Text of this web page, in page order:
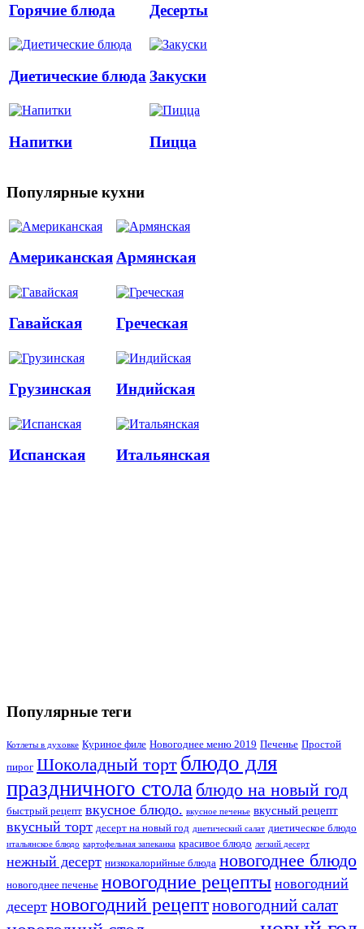
Горячие блюда Десерты
Диетические блюда Закуски
Напитки Пицца
Популярные кухни
АмериканскаяАрмянская
Гавайская Греческая
Грузинская Индийская
Испанская Итальянская
Популярные теги
Котлеты в духовке Куриное филе Новогоднее меню 2019 Печенье Простой
пирог Шоколадный торт блюдо для
праздничного стола блюдо на новый год
быстрый рецепт вкусное блюдо. вкусное печенье вкусный рецепт
вкусный торт десерт на новый год диетический салат диетическое блюдо
итальянское блюдо картофельная запеканка красивое блюдо легкий десерт
нежный десерт низкокалорийные блюда новогоднее блюдо
новогоднее печенье новогодние рецепты новогодний
десерт новогодний рецептновогодний салат